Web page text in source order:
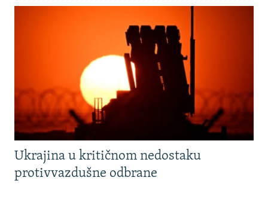
Ukrajina u kritičnom nedostaku
protivvazdušne odbrane